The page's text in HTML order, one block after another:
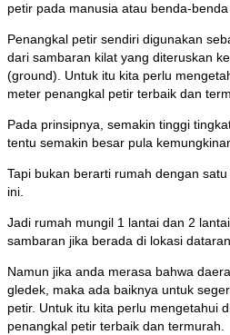
petir pada manusia atau benda-benda
Penangkal petir sendiri digunakan
dari sambaran kilat yang diteruskan
(ground). Untuk itu kita perlu
meter penangkal petir terbaik dan
Pada prinsipnya, semakin tinggi
tentu semakin besar pula
Tapi bukan berarti rumah dengan
ini.
Jadi rumah mungil 1 lantai dan 2
sambaran jika berada di lokasi
Namun jika anda merasa bahwa
gledek, maka ada baiknya untuk
petir. Untuk itu kita perlu mengetahui
penangkal petir terbaik dan termurah.